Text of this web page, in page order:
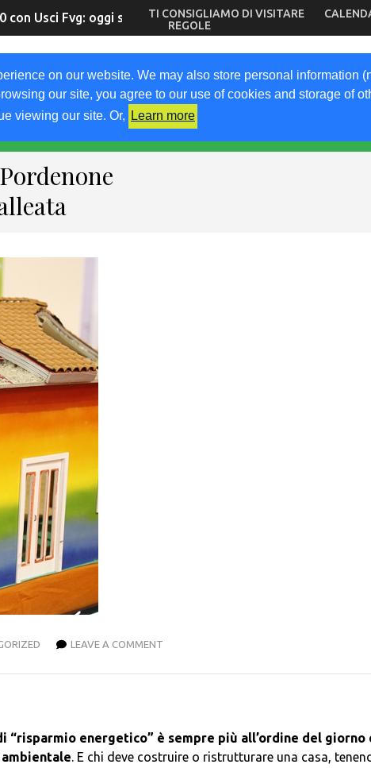
on our website. We may also store personal information
our site, you agree to our use of cookies and storage of
viewing our site. Or,
Learn more
con Usci Fvg: oggi scadono le iscrizioni
TI CONSIGLIAMO DI VISITARE
REGOLE
LAVORA CON NOI KM0
LEAVE A COMMENT
“risparmio energetico” è sempre più all’ordine del giorno
ambientale. E chi deve costruire o ristrutturare una casa,